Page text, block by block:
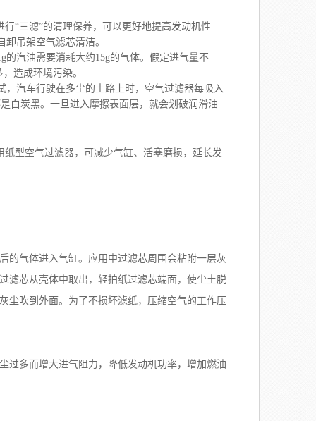
“三滤”的清理保养，可以更好地提高发动机性
吊架空气滤芯清洁。
汽油需要消耗大约15g的气体。假定进气量不
造成环境污染。
汽车行驶在多尘的土路上时，空气过滤器每吸入
白炭黑。一旦进入摩擦表面层，就会划破润滑油
型空气过滤器，可减少气缸、活塞磨损，延长发
的气体进入气缸。应用中过滤芯周围会粘附一层灰
滤芯从壳体中取出，轻拍纸过滤芯端面，使尘土脱
尘吹到外面。为了不损坏滤纸，压缩空气的工作压
过多而增大进气阻力，降低发动机功率，增加燃油